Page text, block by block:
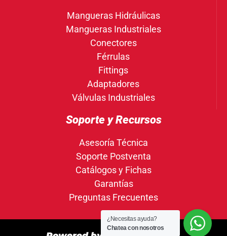
Mangueras Hidráulicas
Mangueras Industriales
Conectores
Férrulas
Fittings
Adaptadores
Válvulas Industriales
Soporte y Recursos
Asesoría Técnica
Soporte Postventa
Catálogos y Fichas
Garantías
Preguntas Frecuentes
¿Necesitas ayuda?
Chatea con nosotros